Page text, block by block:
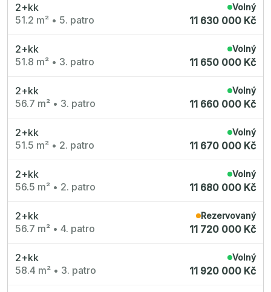
2+kk
51.2 m² • 5. patro
Volný
11 630 000 Kč
2+kk
51.8 m² • 3. patro
Volný
11 650 000 Kč
2+kk
56.7 m² • 3. patro
Volný
11 660 000 Kč
2+kk
51.5 m² • 2. patro
Volný
11 670 000 Kč
2+kk
56.5 m² • 2. patro
Volný
11 680 000 Kč
2+kk
56.7 m² • 4. patro
Rezervovaný
11 720 000 Kč
2+kk
58.4 m² • 3. patro
Volný
11 920 000 Kč